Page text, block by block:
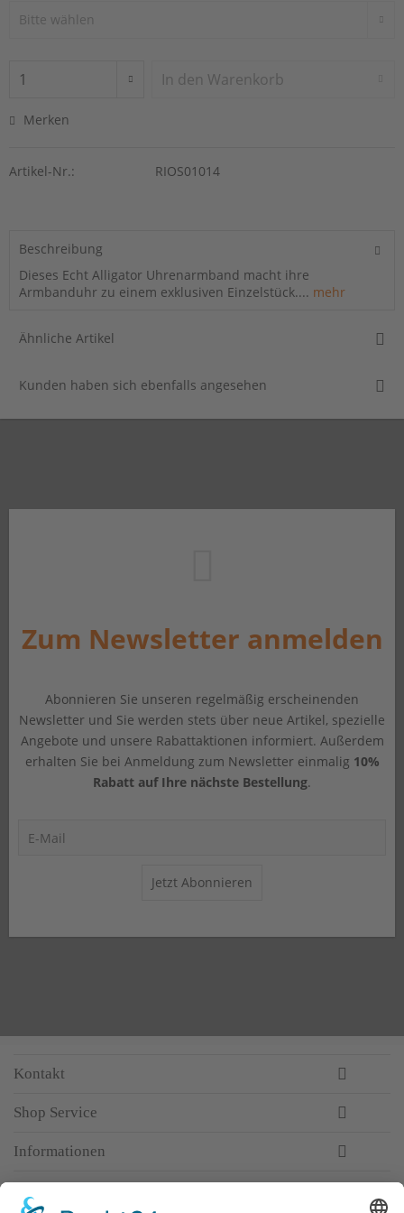
In den Warenkorb
Merken
Artikel-Nr.: RIOS01014
Beschreibung
Dieses Echt Alligator Uhrenarmband macht ihre
Armbanduhr zu einem exklusiven Einzelstück.... mehr
Ähnliche Artikel
Kunden haben sich ebenfalls angesehen
Zum Newsletter anmelden
Abonnieren Sie unseren regelmäßig erscheinenden
Newsletter und Sie werden stets über neue Artikel, spezielle
Angebote und unsere Rabattaktionen informiert. Außerdem
erhalten Sie bei Anmeldung zum Newsletter einmalig 10%
Rabatt auf Ihre nächste Bestellung.
Jetzt Abonnieren
Kontakt
Shop Service
Informationen